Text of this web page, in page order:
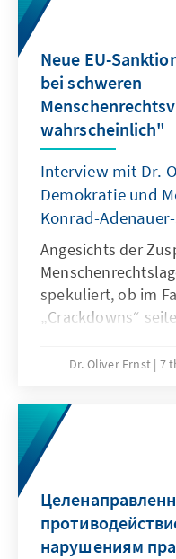
Neue EU-
bei schweren
wahrscheinlich"
Interview mit Dr.
Demokratie und
Konrad-
Angesichts der
spekuliert, ob im
„Crackdowns“
analysiert im
Ergebnis
Dr. Oliver Ernst 7
нарушениям